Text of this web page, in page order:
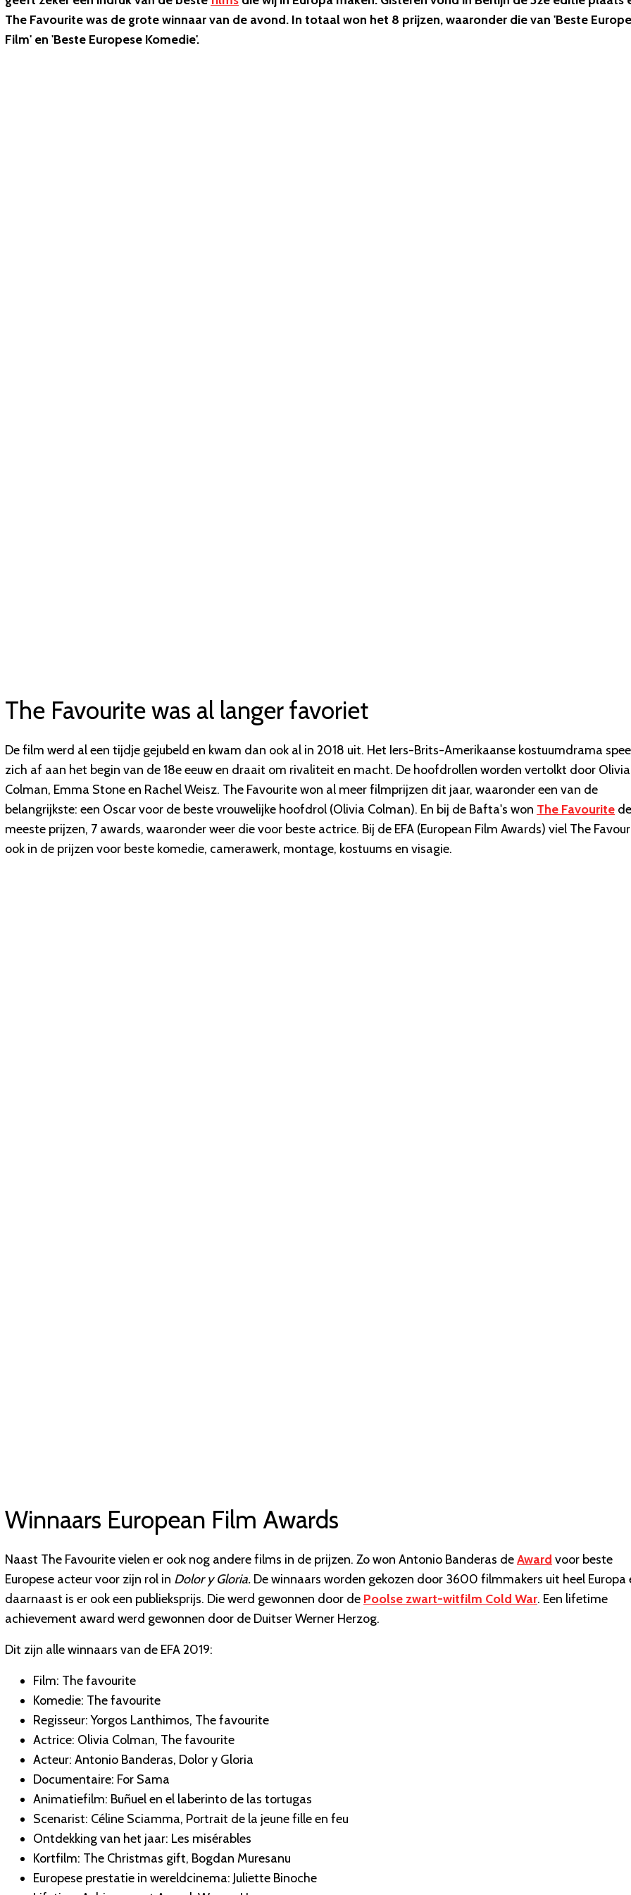
The Favourite was de grote winnaar van de avond. In totaal won het 8 prijzen, waaronder die van 'Beste
Film' en 'Beste Europese Komedie'.
The Favourite was al langer favoriet
De film werd al een tijdje gejubeld en kwam dan ook al in 2018 uit. Het Iers-Brits-Amerikaanse kostuumdrama
zich af aan het begin van de 18e eeuw en draait om rivaliteit en macht. De hoofdrollen worden vertolkt door Olivia
Colman, Emma Stone en Rachel Weisz. The Favourite won al meer filmprijzen dit jaar, waaronder een van de
belangrijkste: een Oscar voor de beste vrouwelijke hoofdrol (Olivia Colman). En bij de Bafta's won The Favourite de
meeste prijzen, 7 awards, waaronder weer die voor beste actrice. Bij de EFA (European Film Awards) viel The
ook in de prijzen voor beste komedie, camerawerk, montage, kostuums en visagie.
Winnaars European Film Awards
Naast The Favourite vielen er ook nog andere films in de prijzen. Zo won Antonio Banderas deAward voor beste
Europese acteur voor zijn rol in Dolor y Gloria. De winnaars worden gekozen door 3600 filmmakers uit heel Europa
daarnaast is er ook een publieksprijs. Die werd gewonnen door de Poolse zwart-witfilm Cold War. Een lifetime
achievement award werd gewonnen door de Duitser Werner Herzog.
Dit zijn alle winnaars van de EFA 2019:
Film: The favourite
Komedie: The favourite
Regisseur: Yorgos Lanthimos, The favourite
Actrice: Olivia Colman, The favourite
Acteur: Antonio Banderas, Dolor y Gloria
Documentaire: For Sama
Animatiefilm: Buñuel en el laberinto de las tortugas
Scenarist: Céline Sciamma, Portrait de la jeune fille en feu
Ontdekking van het jaar: Les misérables
Kortfilm: The Christmas gift, Bogdan Muresanu
Europese prestatie in wereldcinema: Juliette Binoche